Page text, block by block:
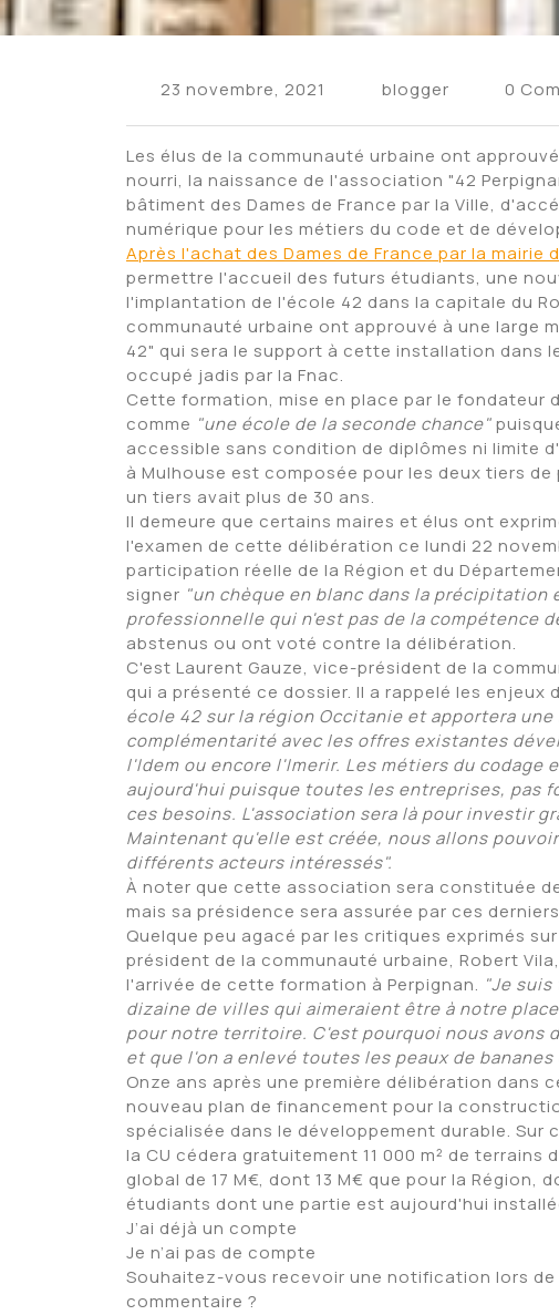
23 novembre, 2021 blogger 0
Les élus de la communauté urbaine ont
nourri, la naissance de l'association "42
bâtiment des Dames de France par la Ville,
numérique pour les métiers du code et de
Après l'achat des Dames de France par la mairie
permettre l'accueil des futurs étudiants, une
l'implantation de l'école 42 dans la capitale du
communauté urbaine ont approuvé à une large
42" qui sera le support à cette installation dans
occupé jadis par la Fnac.
Cette formation, mise en place par le fondateur
comme "une école de la seconde chance"
accessible sans condition de diplômes ni limite
à Mulhouse est composée pour les deux tiers
un tiers avait plus de 30 ans.
Il demeure que certains maires et élus ont
l'examen de cette délibération ce lundi 22
participation réelle de la Région et du
signer "un chèque en blanc dans la
professionnelle qui n'est pas de la compétence
abstenus ou ont voté contre la délibération.
C'est Laurent Gauze, vice-président de la
qui a présenté ce dossier. Il a rappelé les
école 42 sur la région Occitanie et apportera
complémentarité avec les offres existantes
l'Idem ou encore l'Imerir. Les métiers du
aujourd'hui puisque toutes les entreprises, pas
ces besoins. L'association sera là pour investir
Maintenant qu'elle est créée, nous allons
différents acteurs intéressés".
À noter que cette association sera constituée
mais sa présidence sera assurée par ces
Quelque peu agacé par les critiques exprimés
président de la communauté urbaine, Robert
l'arrivée de cette formation à Perpignan. "Je
dizaine de villes qui aimeraient être à notre
pour notre territoire. C'est pourquoi nous avons
et que l'on a enlevé toutes les peaux de
Onze ans après une première délibération dans
nouveau plan de financement pour la
spécialisée dans le développement durable.
la CU cédera gratuitement 11 000 m² de
global de 17 M€, dont 13 M€ que pour la
étudiants dont une partie est aujourd'hui
J’ai déjà un compte
Je n’ai pas de compte
Souhaitez-vous recevoir une notification lors de
commentaire ?